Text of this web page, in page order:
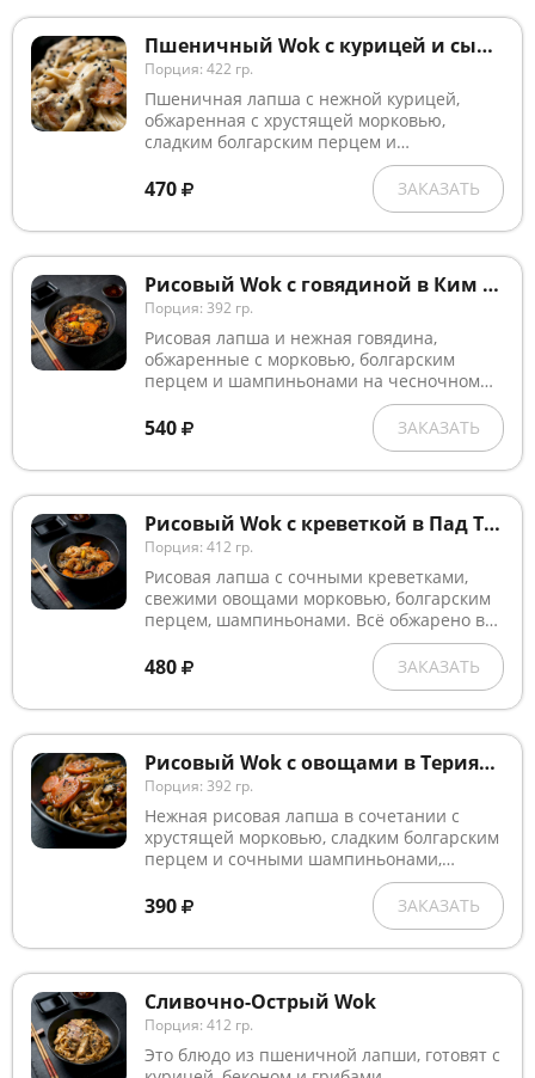
Пшеничный Wok с курицей и сыром в сливочном соусе
Порция: 422 гр.
Пшеничная лапша с нежной курицей,
обжаренная с хрустящей морковью,
сладким болгарским перцем и
шампиньонами в сливочном соусе, с
добавлением чесночного масла, сыра
470 ЗАКАЗАТЬ
Рисовый Wok с говядиной в Ким Чи соусе
Порция: 392 гр.
Рисовая лапша и нежная говядина,
обжаренные с морковью, болгарским
перцем и шампиньонами на чесночном
540 ЗАКАЗАТЬ
Рисовый Wok с креветкой в Пад Тай соусе
Порция: 412 гр.
Рисовая лапша с сочными креветками,
свежими овощами морковью, болгарским
перцем, шампиньонами. Всё обжарено в
пикантном соусе Пад Тай с добавлением
чесночного масла, украшена белым и
480 ЗАКАЗАТЬ
Рисовый Wok с овощами в Терияки соусе
Порция: 392 гр.
Нежная рисовая лапша в сочетании с
хрустящей морковью, сладким болгарским
перцем и сочными шампиньонами,
обжаренными на ароматном чесночном
масле, с добавлением Терияки соуса .
390 ЗАКАЗАТЬ
Сливочно-Острый Wok
Порция: 412 гр.
Это блюдо из пшеничной лапши, готовят с